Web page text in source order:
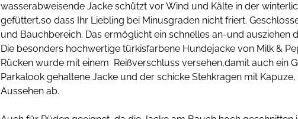
wasserabweisende Jacke schützt vor Wind und Kälte in der
gefüttert,so dass Ihr Liebling bei Minusgraden nicht friert.
und Bauchbereich. Das ermöglicht ein schnelles an-und ausziehen
Die besonders hochwertige türkisfarbene Hundejacke von Milk &
Rücken wurde mit einem Reißverschluss versehen,damit auch ein
Parkalook gehaltene Jacke und der schicke Stehkragen mit
Aussehen ab.